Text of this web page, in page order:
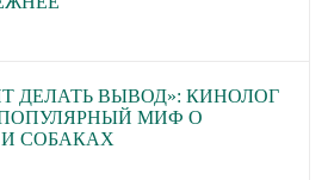
ДЕЛАТЬ ВЫВОД»: КИНОЛОГ
ПОПУЛЯРНЫЙ МИФ О
СОБАКАХ